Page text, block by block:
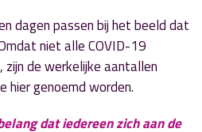
dagen passen bij het beeld dat
niet alle COVID-19
de werkelijke aantallen
hier genoemd worden.
dat iedereen zich aan de